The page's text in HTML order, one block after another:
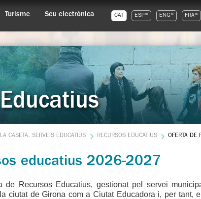
Turisme Seu electrònica CAT ESP* ENG* FRA*
LA CASETA. SERVEIS EDUCATIUS RECURSOS EDUCATIUS OFERTA DE
educatius 2026-2027
de Recursos Educatius, gestionat pel servei
ciutat de Girona com a Ciutat Educadora i, per tant,